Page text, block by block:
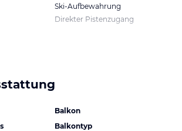
Ski-Aufbewahrung
Direkter Pistenzugang
Balkon
Balkontyp